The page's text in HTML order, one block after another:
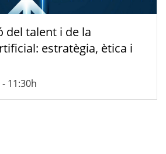
del talent i de la
estratègia, ètica i
- 11:30h